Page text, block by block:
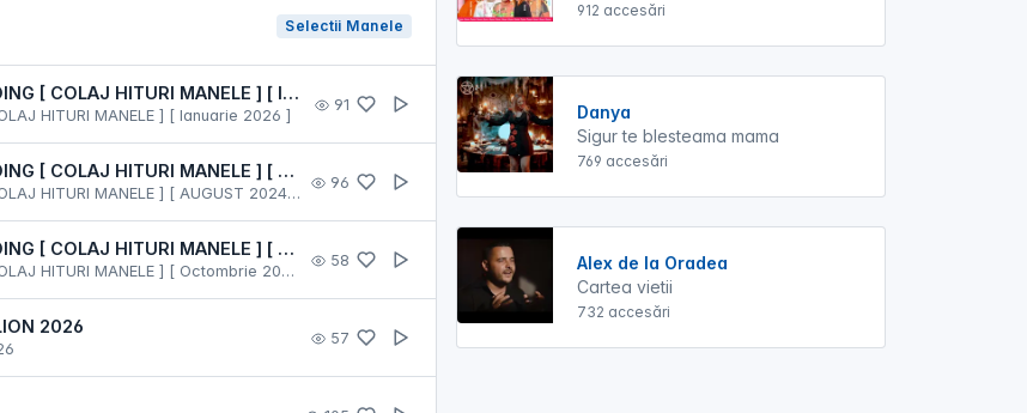
Selectii Manele
SUPER SELECTIE CU MANELE DIN TRENDING [ COLAJ HITURI MANELE ] [ Ianuarie 2026 ]
HITURI MANELE ] [ Ianuarie 2026 ]
91
SUPER SELECTIE CU MANELE DIN TRENDING [ COLAJ HITURI MANELE ] [ AUGUST 2024 ] [ VOL. 3 ]
SUPER SELECTIE CU MANELE DIN TRENDING [ COLAJ HITURI MANELE ] [ AUGUST 2024 ] [ VOL. 3 ]
96
SUPER SELECTIE CU MANELE DIN TRENDING [ COLAJ HITURI MANELE ] [ Octombrie 2024 ]
SUPER SELECTIE CU MANELE DIN TRENDING [ COLAJ HITURI MANELE ] [ Octombrie 2024 ]
58
2026
57
912 accesări
Danya
Sigur te blesteama mama
769 accesări
Alex de la Oradea
Cartea vietii
732 accesări